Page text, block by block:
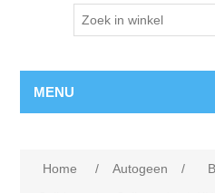
MENU
Home / Autogeen /